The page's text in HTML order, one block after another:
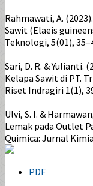
Rahmawati, A.
Sawit (Elaeis
Teknologi, 5(01),
Sari, D. R. & Yulianti.
Kelapa Sawit di PT.
Riset Indragiri 1(1),
Ulvi, S. I. &
Lemak pada Outlet
Quimica: Jurnal
PDF